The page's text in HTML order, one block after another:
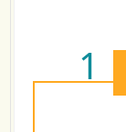
1